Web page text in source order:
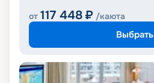
от 117 448 ₽ /каюта
Выбрать